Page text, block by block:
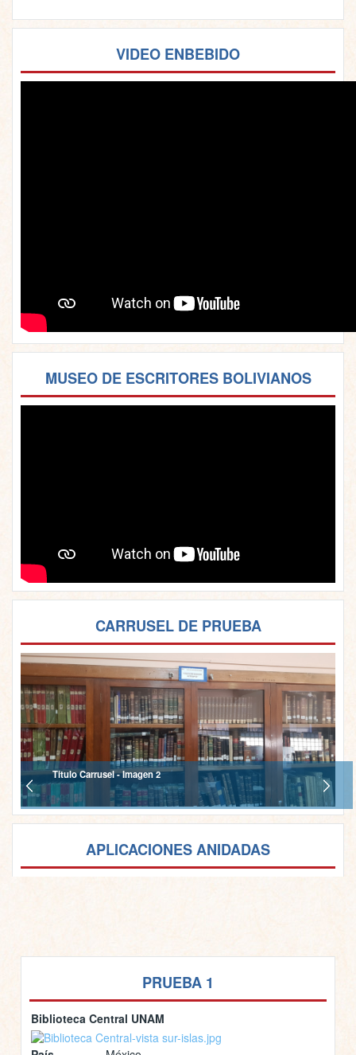
VIDEO ENBEBIDO
MUSEO DE ESCRITORES BOLIVIANOS
CARRUSEL DE PRUEBA
Titulo Carrusel - Imagen 2
APLICACIONES ANIDADAS
PRUEBA 1
Biblioteca Central UNAM